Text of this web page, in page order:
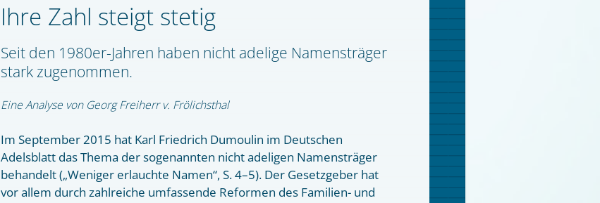
Ihre Zahl steigt stetig
Seit den 1980er-Jahren haben nicht adelige Namensträger
stark zugenommen.
Eine Analyse von Georg Freiherr v. Frölichsthal
Im September 2015 hat Karl Friedrich Dumoulin im Deutschen
Adelsblatt das Thema der sogenannten nicht adeligen Namensträger
behandelt („Weniger erlauchte Namen“, S. 4–5). Der Gesetzgeber hat
vor allem durch zahlreiche umfassende Reformen des Familien- und